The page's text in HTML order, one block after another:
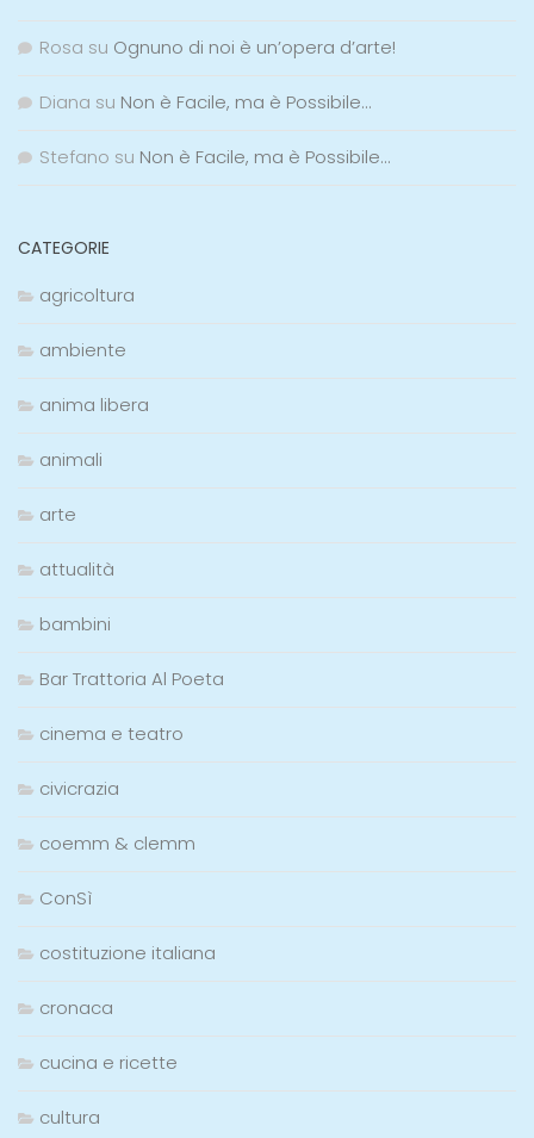
Rosa su Ognuno di noi è un’opera d’arte!
Diana su Non è Facile, ma è Possibile…
Stefano su Non è Facile, ma è Possibile…
CATEGORIE
agricoltura
ambiente
anima libera
animali
arte
attualità
bambini
Bar Trattoria Al Poeta
cinema e teatro
civicrazia
coemm & clemm
ConSì
costituzione italiana
cronaca
cucina e ricette
cultura